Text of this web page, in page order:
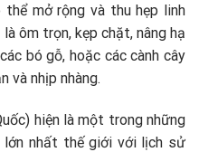
mở rộng và thu hẹp linh
ôm trọn, kẹp chặt, nâng hạ
bó gỗ, hoặc các cành cây
và nhịp nhàng.
hiện là một trong những
nhất thế giới với lịch sử